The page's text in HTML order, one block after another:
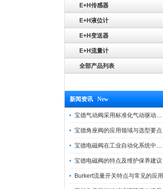
E+H传感器
E+H液位计
E+H变送器
E+H流量计
全部产品列表
新闻资讯 New
宝德气动阀采用标准化气动驱动设计，可匹配各类工业气源工况
宝德角座阀的应用领域与选型要点
宝德电磁阀在工业自动化系统中的作用
宝德电磁阀的特点及维护保养建议
Burkert流量开关特点与常见的应用